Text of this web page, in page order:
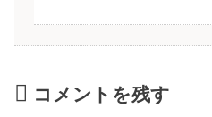
コメントを残す